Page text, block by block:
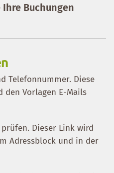
Buchungen
Telefonnummer. Diese
den Vorlagen E-Mails
Dieser Link wird
Adressblock und in der